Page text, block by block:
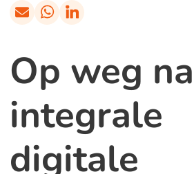
Op weg
integrale
digitale